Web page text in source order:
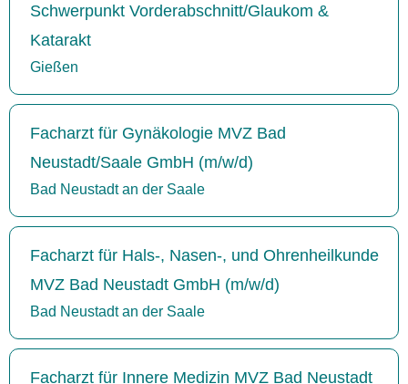
Schwerpunkt Vorderabschnitt/Glaukom &
Katarakt
Gießen
Facharzt für Gynäkologie MVZ Bad
Neustadt/Saale GmbH (m/w/d)
Bad Neustadt an der Saale
Facharzt für Hals-, Nasen-, und Ohrenheilkunde
MVZ Bad Neustadt GmbH (m/w/d)
Bad Neustadt an der Saale
Facharzt für Innere Medizin MVZ Bad Neustadt